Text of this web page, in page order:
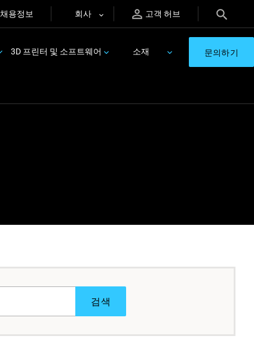
채용정보 회사 고객 허브
3D 프린터 및 소프트웨어 소재 문의하기
검색